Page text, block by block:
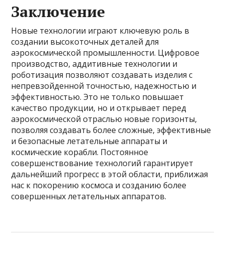
Заключение
Новые технологии играют ключевую роль в
создании высокоточных деталей для
аэрокосмической промышленности. Цифровое
производство, аддитивные технологии и
роботизация позволяют создавать изделия с
непревзойденной точностью, надежностью и
эффективностью. Это не только повышает
качество продукции, но и открывает перед
аэрокосмической отраслью новые горизонты,
позволяя создавать более сложные, эффективные
и безопасные летательные аппараты и
космические корабли. Постоянное
совершенствование технологий гарантирует
дальнейший прогресс в этой области, приближая
нас к покорению космоса и созданию более
совершенных летательных аппаратов.